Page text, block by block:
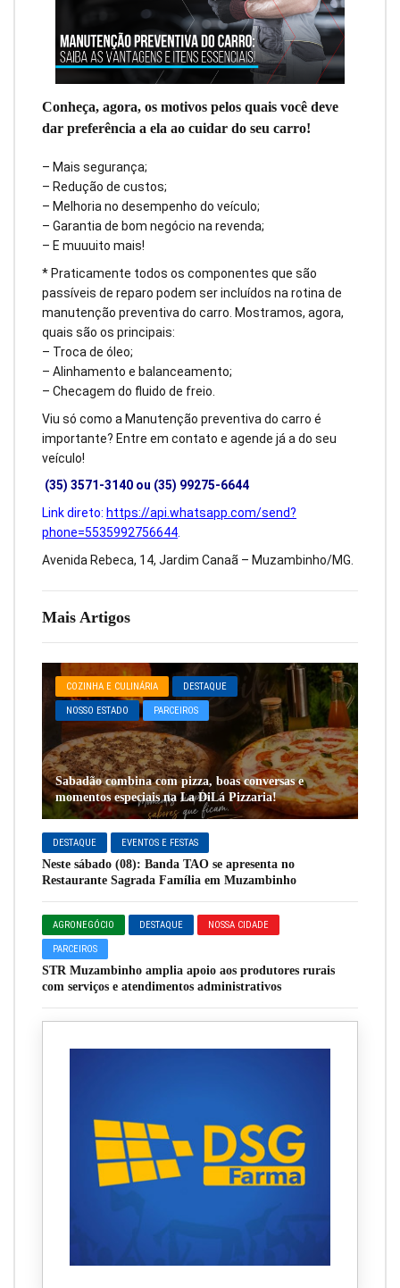
Mais Artigos
COZINHA E CULINÁRIA DESTAQUE
NOSSO ESTADO PARCEIROS
Sabadão combina com pizza, boas conversas e
momentos especiais na La DiLá Pizzaria!
DESTAQUE EVENTOS E FESTAS
Neste sábado (08): Banda TAO se apresenta no
Restaurante Sagrada Família em Muzambinho
AGRONEGÓCIO DESTAQUE NOSSA CIDADE
PARCEIROS
STR Muzambinho amplia apoio aos produtores rurais
com serviços e atendimentos administrativos
Conheça, agora, os motivos pelos quais você deve
dar preferência a ela ao cuidar do seu carro!
– Mais segurança;
– Redução de custos;
– Melhoria no desempenho do veículo;
– Garantia de bom negócio na revenda;
– E muuuito mais!
* Praticamente todos os componentes que são
passíveis de reparo podem ser incluídos na rotina de
manutenção preventiva do carro. Mostramos, agora,
quais são os principais:
– Troca de óleo;
– Alinhamento e balanceamento;
– Checagem do fluido de freio.
Viu só como a Manutenção preventiva do carro é
importante? Entre em contato e agende já a do seu
veículo!
(35) 3571-3140 ou (35) 99275-6644
Link direto: https://api.whatsapp.com/send?
phone=5535992756644
Avenida Rebeca, 14, Jardim Canaã – Muzambinho/MG.